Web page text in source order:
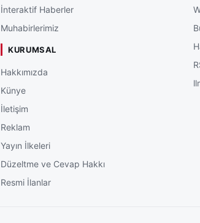
İnteraktif Haberler
Muhabirlerimiz
KURUMSAL
Hakkımızda
Künye
İletişim
Reklam
Yayın İlkeleri
Düzeltme ve Cevap Hakkı
Resmi İlanlar